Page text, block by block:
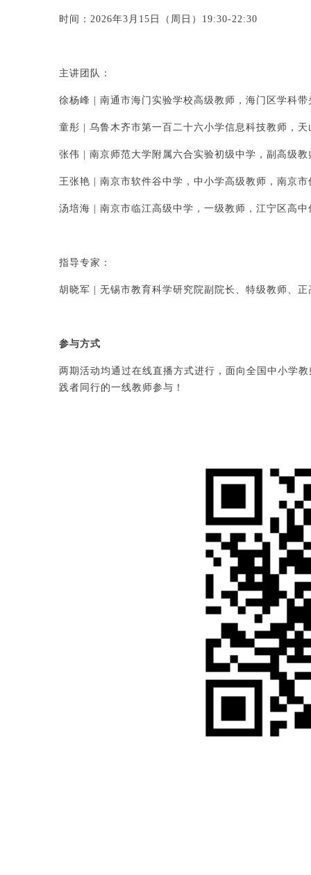
时间：2026年3月15日（周日）19:30-22:30
主讲团队：
徐杨峰 | 南通市海门实验学校高级教师，海门区学科带
童彤 | 乌鲁木齐市第一百二十六小学信息科技教师，
张伟 | 南京师范大学附属六合实验初级中学，副高级
王张艳 | 南京市软件谷中学，中小学高级教师，南京
汤培海 | 南京市临江高级中学，一级教师，江宁区高
指导专家：
胡晓军 | 无锡市教育科学研究院副院长、特级教师、正
参与方式
两期活动均通过在线直播方式进行，面向全国中小学
践者同行的一线教师参与！